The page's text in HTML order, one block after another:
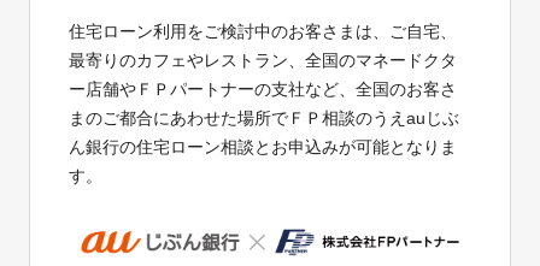
住宅ローン利用をご検討中のお客さまは、ご自宅、
最寄りのカフェやレストラン、全国のマネードクタ
ー店舗やＦＰパートナーの支社など、全国のお客さ
まのご都合にあわせた場所でＦＰ相談のうえauじぶ
ん銀行の住宅ローン相談とお申込みが可能となりま
す。